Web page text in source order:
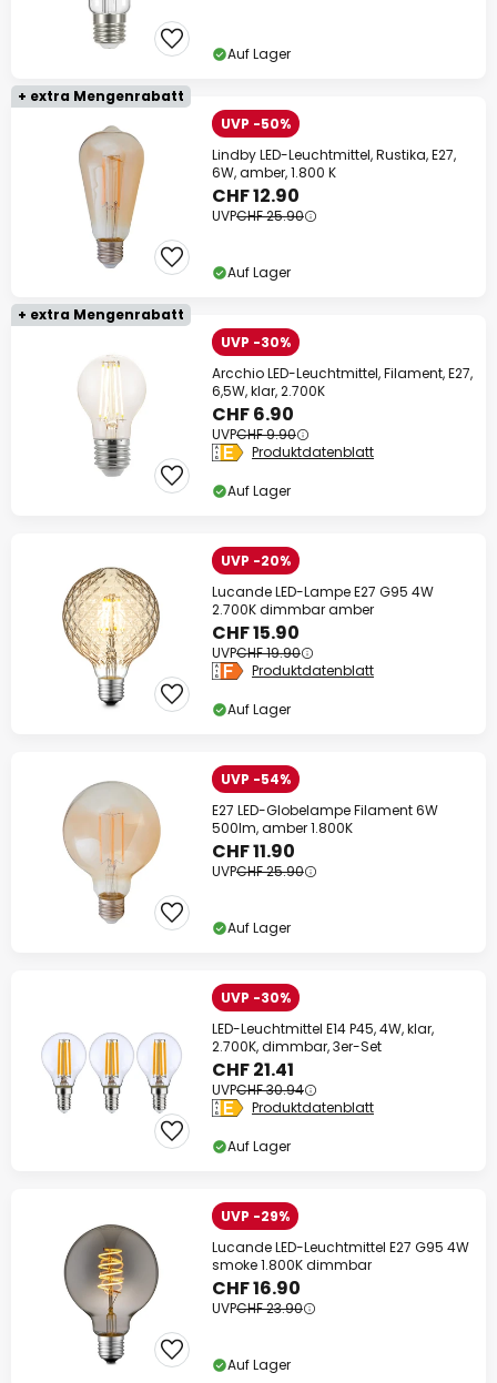
Auf Lager
+ extra Mengenrabatt
UVP -50%
Lindby LED-Leuchtmittel, Rustika, E27,
6W, amber, 1.800 K
CHF 12.90
UVPCHF 25.90
Auf Lager
+ extra Mengenrabatt
UVP -30%
Arcchio LED-Leuchtmittel, Filament, E27,
6,5W, klar, 2.700K
CHF 6.90
UVPCHF 9.90
Produktdatenblatt
Auf Lager
UVP -20%
Lucande LED-Lampe E27 G95 4W
2.700K dimmbar amber
CHF 15.90
UVPCHF 19.90
Produktdatenblatt
Auf Lager
UVP -54%
E27 LED-Globelampe Filament 6W
500lm, amber 1.800K
CHF 11.90
UVPCHF 25.90
Auf Lager
UVP -30%
LED-Leuchtmittel E14 P45, 4W, klar,
2.700K, dimmbar, 3er-Set
CHF 21.41
UVPCHF 30.94
Produktdatenblatt
Auf Lager
UVP -29%
Lucande LED-Leuchtmittel E27 G95 4W
smoke 1.800K dimmbar
CHF 16.90
UVPCHF 23.90
Auf Lager